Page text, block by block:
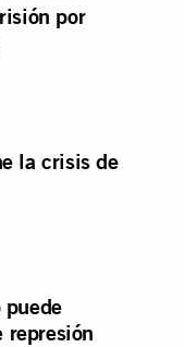
por
la crisis de
represión